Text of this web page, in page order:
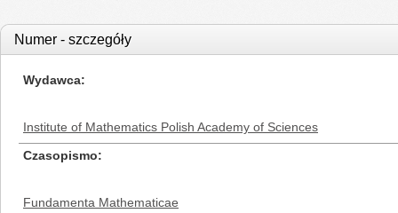
Numer - szczegóły
Wydawca
Institute of Mathematics Polish Academy of Sciences
Czasopismo
Fundamenta Mathematicae